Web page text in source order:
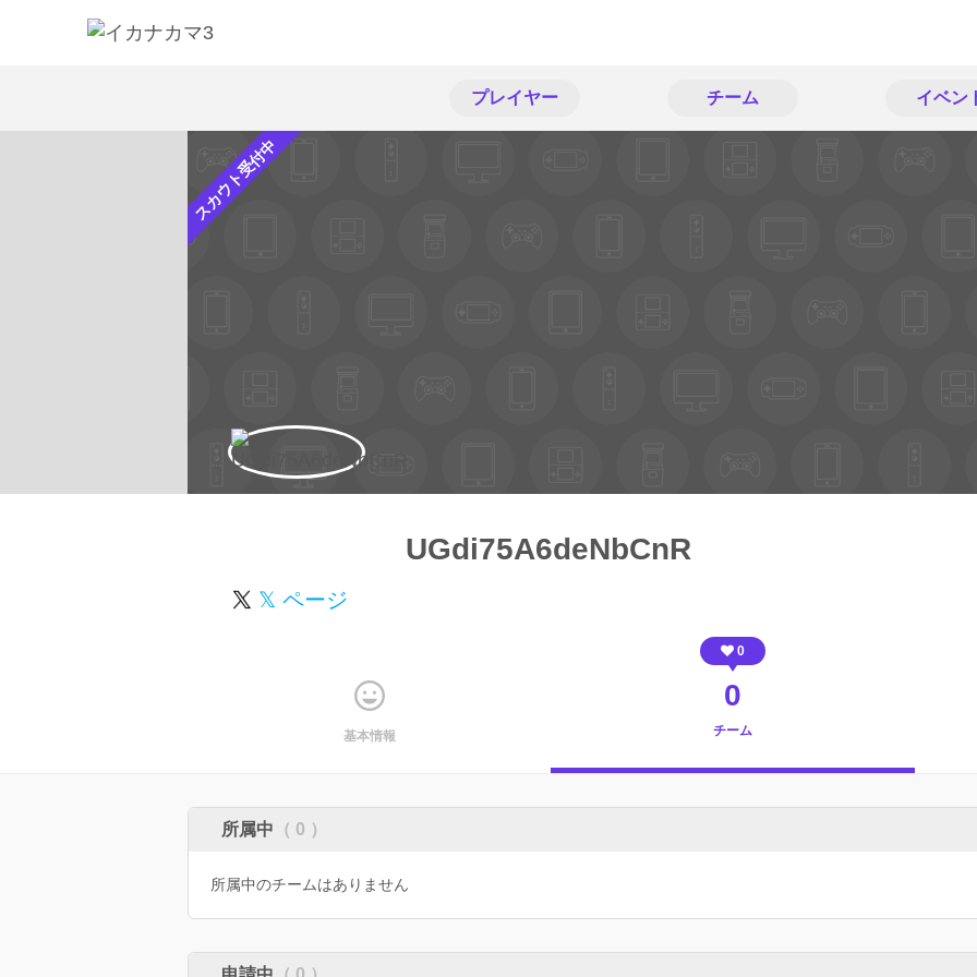
プレイヤー チーム イベン
スカウト受付中
UGdi75A6deNbCnR
𝕏 ページ
基本情報
0
0
チーム
所属中 （ 0 ）
所属中のチームはありません